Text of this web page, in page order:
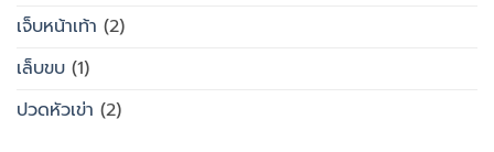
เจ็บหน้าเท้า (2)
เล็บขบ (1)
ปวดหัวเข่า (2)